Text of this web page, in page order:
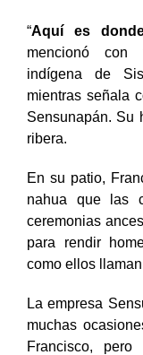
“Aquí es
mencionó con
indígena de
mientras señala
Sensunapán. Su
ribera.
En su patio,
nahua que las
ceremonias
para rendir
como ellos
La empresa
muchas
Francisco,